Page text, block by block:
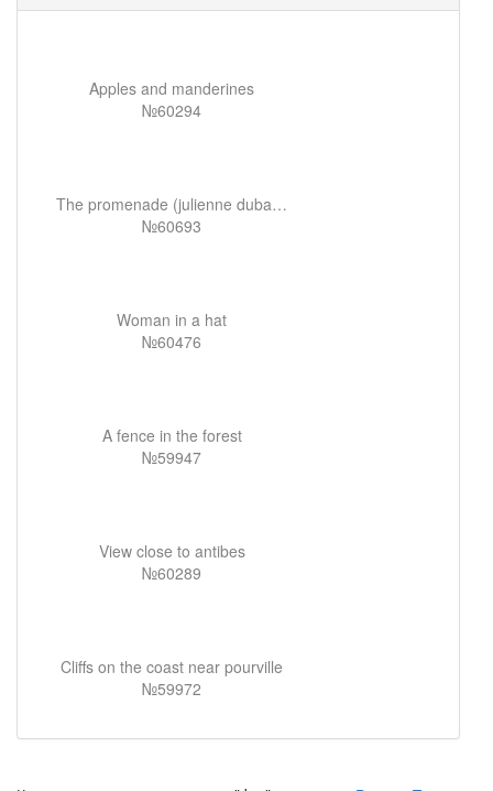
Apples and manderines
№60294
The promenade (julienne dubanc and adrienne)
№60693
Woman in a hat
№60476
A fence in the forest
№59947
View close to antibes
№60289
Cliffs on the coast near pourville
№59972